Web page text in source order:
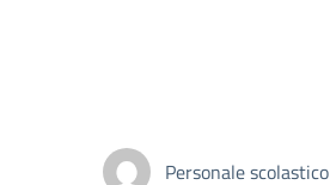
Personale scolastico